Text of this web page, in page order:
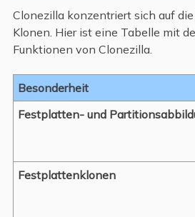
Clonezilla konzentriert sich auf
Klonen. Hier ist eine Tabelle mit
Funktionen von Clonezilla.
Besonderheit
Festplatten- und
Festplattenklonen